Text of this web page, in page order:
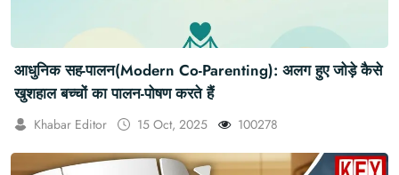
आधुनिक सह-पालन(Modern Co-Parenting): अलग हुए जोड़े कैसे
खुशहाल बच्चों का पालन-पोषण करते हैं
Khabar Editor 15 Oct, 2025 100278